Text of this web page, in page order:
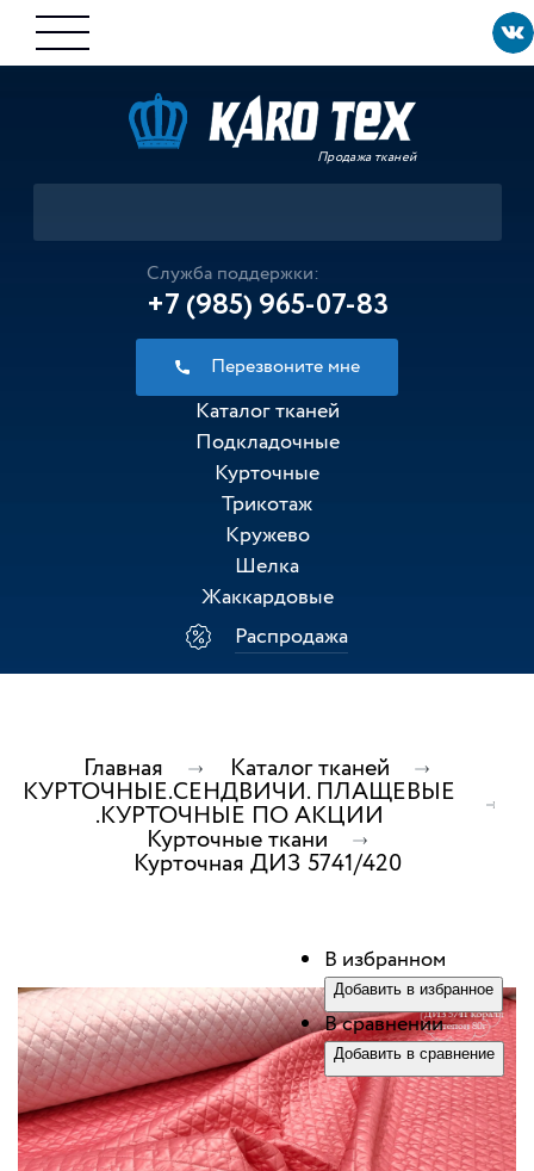
Продажа тканей
Служба поддержки:
+7 (985) 965-07-83
Перезвоните мне
Каталог тканей
Подкладочные
Курточные
Трикотаж
Кружево
Шелка
Жаккардовые
Распродажа
Главная Каталог тканей
КУРТОЧНЫЕ.СЕНДВИЧИ. ПЛАЩЕВЫЕ
.КУРТОЧНЫЕ ПО АКЦИИ
Курточные ткани
Курточная ДИЗ 5741/420
В избранном
Добавить в избранное
В сравнении
Добавить в сравнение